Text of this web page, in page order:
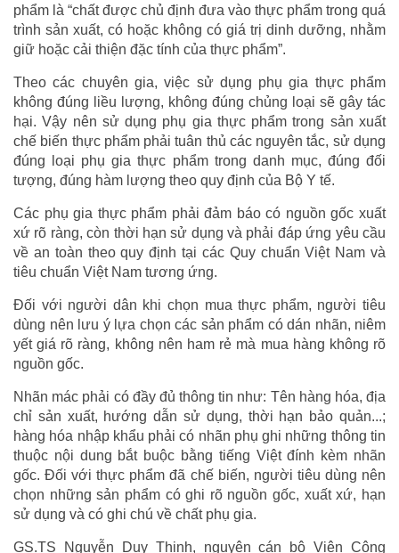
phẩm là “chất được chủ định đưa vào thực phẩm trong quá
trình sản xuất, có hoặc không có giá trị dinh dưỡng, nhằm
giữ hoặc cải thiện đặc tính của thực phẩm”.
Theo các chuyên gia, việc sử dụng phụ gia thực phẩm
không đúng liều lượng, không đúng chủng loại sẽ gây tác
hại. Vậy nên sử dụng phụ gia thực phẩm trong sản xuất
chế biến thực phẩm phải tuân thủ các nguyên tắc, sử dụng
đúng loại phụ gia thực phẩm trong danh mục, đúng đối
tượng, đúng hàm lượng theo quy định của Bộ Y tế.
Các phụ gia thực phẩm phải đảm báo có nguồn gốc xuất
xứ rõ ràng, còn thời hạn sử dụng và phải đáp ứng yêu cầu
về an toàn theo quy định tại các Quy chuẩn Việt Nam và
tiêu chuẩn Việt Nam tương ứng.
Đối với người dân khi chọn mua thực phẩm, người tiêu
dùng nên lưu ý lựa chọn các sản phẩm có dán nhãn, niêm
yết giá rõ ràng, không nên ham rẻ mà mua hàng không rõ
nguồn gốc.
Nhãn mác phải có đầy đủ thông tin như: Tên hàng hóa, địa
chỉ sản xuất, hướng dẫn sử dụng, thời hạn bảo quản...;
hàng hóa nhập khẩu phải có nhãn phụ ghi những thông tin
thuộc nội dung bắt buộc bằng tiếng Việt đính kèm nhãn
gốc. Ðối với thực phẩm đã chế biến, người tiêu dùng nên
chọn những sản phẩm có ghi rõ nguồn gốc, xuất xứ, hạn
sử dụng và có ghi chú về chất phụ gia.
GS.TS Nguyễn Duy Thịnh, nguyên cán bộ Viện Công